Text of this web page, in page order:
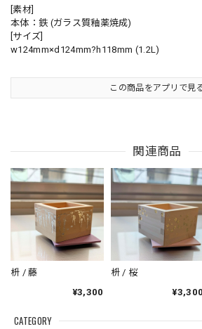
CATEGORY
[素材]
本体：鉄 (ガラス質釉薬焼成)
[サイズ]
w124mm×d124mm?h118mm (1.2L)
この商品をアプリで見
関連商品
枡 / 藤
¥3,300
枡 / 桜
¥3,300